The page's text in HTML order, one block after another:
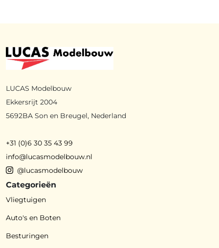
LUCAS Modelbouw
Ekkersrijt 2004
5692BA Son en Breugel, Nederland
+31 (0)6 30 35 43 99
info@lucasmodelbouw.nl
@lucasmodelbouw
Categorieën
Vliegtuigen
Auto's en Boten
Besturingen